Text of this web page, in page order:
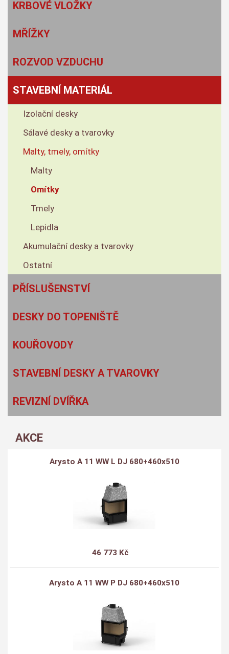
KRBOVÉ VLOŽKY
MŘÍŽKY
ROZVOD VZDUCHU
STAVEBNÍ MATERIÁL
Izolační desky
Sálavé desky a tvarovky
Malty, tmely, omítky
Malty
Omítky
Tmely
Lepidla
Akumulační desky a tvarovky
Ostatní
PŘÍSLUŠENSTVÍ
DESKY DO TOPENIŠTĚ
KOUŘOVODY
STAVEBNÍ DESKY A TVAROVKY
REVIZNÍ DVÍŘKA
AKCE
Arysto A 11 WW L DJ 680+460x510
46 773 Kč
Arysto A 11 WW P DJ 680+460x510